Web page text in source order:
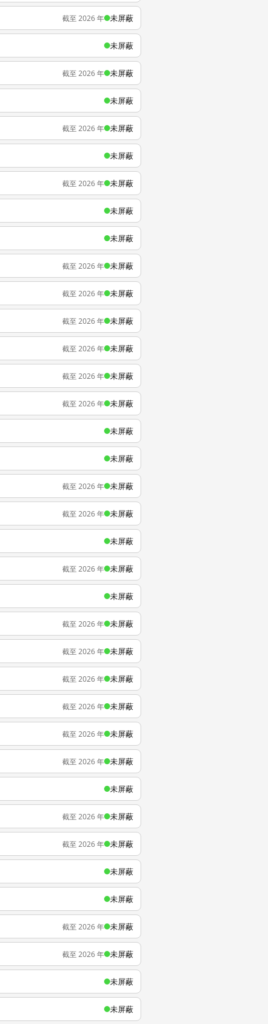
截至 2026 年 未屏蔽
未屏蔽
截至 2026 年 未屏蔽
未屏蔽
截至 2026 年 未屏蔽
未屏蔽
截至 2026 年 未屏蔽
未屏蔽
未屏蔽
截至 2026 年 未屏蔽
截至 2026 年 未屏蔽
截至 2026 年 未屏蔽
截至 2026 年 未屏蔽
截至 2026 年 未屏蔽
截至 2026 年 未屏蔽
未屏蔽
未屏蔽
截至 2026 年 未屏蔽
截至 2026 年 未屏蔽
未屏蔽
截至 2026 年 未屏蔽
未屏蔽
截至 2026 年 未屏蔽
截至 2026 年 未屏蔽
截至 2026 年 未屏蔽
截至 2026 年 未屏蔽
截至 2026 年 未屏蔽
截至 2026 年 未屏蔽
未屏蔽
截至 2026 年 未屏蔽
截至 2026 年 未屏蔽
未屏蔽
未屏蔽
截至 2026 年 未屏蔽
截至 2026 年 未屏蔽
未屏蔽
未屏蔽